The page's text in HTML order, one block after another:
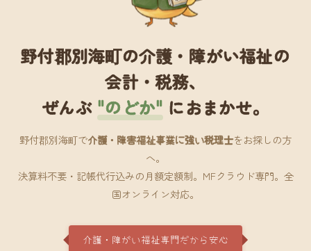
野付郡別海町の介護・障がい福祉の
会計・税務、
ぜんぶ "のどか" におまかせ。
野付郡別海町で介護・障害福祉事業に強い税理士をお探しの方
へ。
決算料不要・記帳代行込みの月額定額制。MFクラウド専門。全
国オンライン対応。
介護・障がい福祉専門だから安心